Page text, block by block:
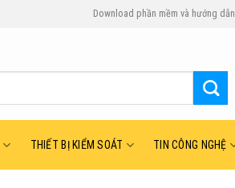
Download phần mềm và hướng dẫn
THIẾT BỊ KIỂM SOÁT TIN CÔNG NGHỆ